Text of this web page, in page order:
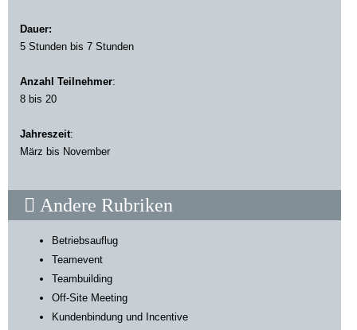
Dauer:
5 Stunden bis 7 Stunden
Anzahl Teilnehmer:
8 bis 20
Jahreszeit:
März bis November
Andere Rubriken
Betriebsauflug
Teamevent
Teambuilding
Off-Site Meeting
Kundenbindung und Incentive